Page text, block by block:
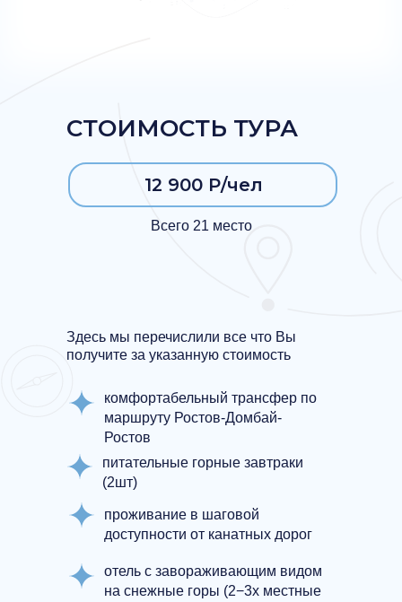
СТОИМОСТЬ ТУРА
Здесь мы перечислили все что Вы
получите за указанную стоимость
12 900 Р/чел
Всего 21 место
комфортабельный трансфер по
маршруту Ростов-Домбай-
Ростов
проживание в шаговой
доступности от канатных дорог
отель с завораживающим видом
на снежные горы (2−3х местные
питательные горные завтраки
(2шт)